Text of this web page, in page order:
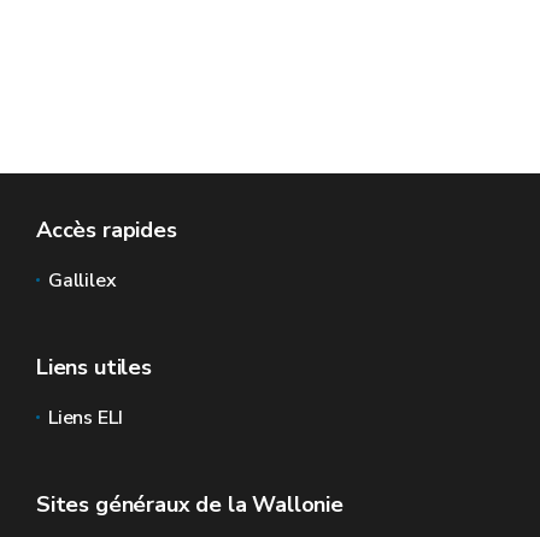
Accès rapides
Gallilex
Liens utiles
Liens ELI
Sites généraux de la Wallonie